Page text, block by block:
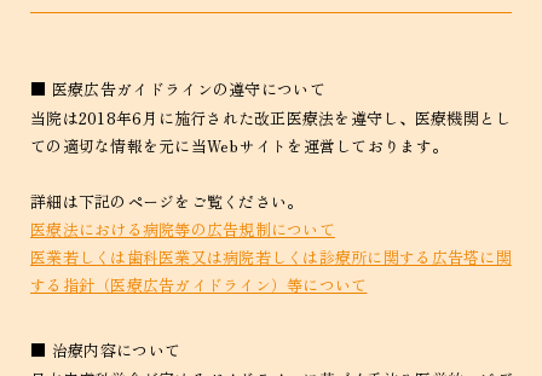
■ 医療広告ガイドラインの遵守について
当院は2018年6月に施行された改正医療法を遵守し、医療機関とし
ての適切な情報を元に当Webサイトを運営しております。
詳細は下記のページをご覧ください。
医療法における病院等の広告規制について
医業若しくは歯科医業又は病院若しくは診療所に関する広告塔に関
する指針（医療広告ガイドライン）等について
■ 治療内容について